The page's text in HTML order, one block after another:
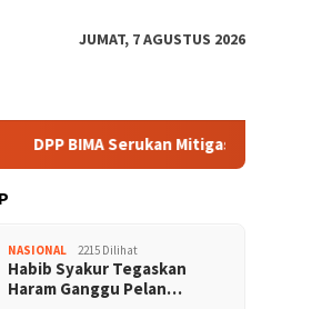
JUMAT, 7 AGUSTUS 2026
Mitigasi Karhutla Harus Libatkan
NASIONAL 2215 Dilihat
Habib Syakur Tegaskan
Haram Ganggu Pelan…